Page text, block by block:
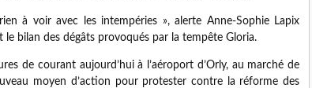
à voir avec les intempéries », alerte Anne-Sophie Lapix
bilan des dégâts provoqués par la tempête Gloria.
de courant aujourd’hui à l’aéroport d’Orly, au marché de
moyen d’action pour protester contre la réforme des